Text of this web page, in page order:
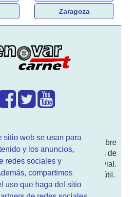
sitio web se usan para
y los anuncios,
redes sociales y
compartimos
uso que haga del sitio
Zaragoza
Te contamos sobre
permisode conducir, noticias de
y sobre todo seguridad vial.
tipo de información DGT útil.